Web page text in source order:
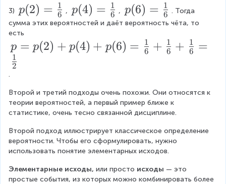
3
}
{
6
\f
r
a
c
{
1
3) p
(
2
)
r
a
{
1
}
{
p(2) = 6
1 , p
(
)
r
a
{
1
}
{
p(4) = 6
1 , p
(
)
r
a
{
1
}
{
p(6) = 6
1 . Тогда
сумма этих вероятностей и даёт вероятность чёта, то
есть
p
=
(
2
)
+
p
4
p = p(2) + p(4) + p(6) = 6
1 + 6
1 + 6
1 =
2
1
.
Второй и третий подходы очень похожи. Они относятся к
теории вероятностей, а первый пример ближе к
статистике, очень тесно связанной дисциплине.
Второй подход иллюстрирует классическое определение
вероятности. Чтобы его сформулировать, нужно
использовать понятие элементарных исходов.
Элементарные исходы, или просто исходы — это
простые события, из которых можно комбинировать более